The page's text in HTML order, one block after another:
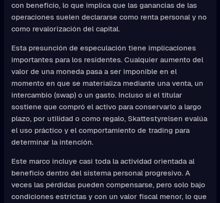
con beneficio, lo que implica que las ganancias de las
operaciones suelen declararse como renta personal y no
como revalorización del capital.
Esta presunción de especulación tiene implicaciones
importantes para los residentes. Cualquier aumento del
valor de una moneda pasa a ser imponible en el
momento en que se materializa mediante una venta, un
intercambio (swap) o un gasto. Incluso si el titular
sostiene que compró el activo para conservarlo a largo
plazo, por utilidad o como regalo, Skattestyrelsen evalúa
el uso práctico y el comportamiento de trading para
determinar la intención.
Este marco incluye casi toda la actividad orientada al
beneficio dentro del sistema personal progresivo. A
veces las pérdidas pueden compensarse, pero solo bajo
condiciones estrictas y con un valor fiscal menor, lo que